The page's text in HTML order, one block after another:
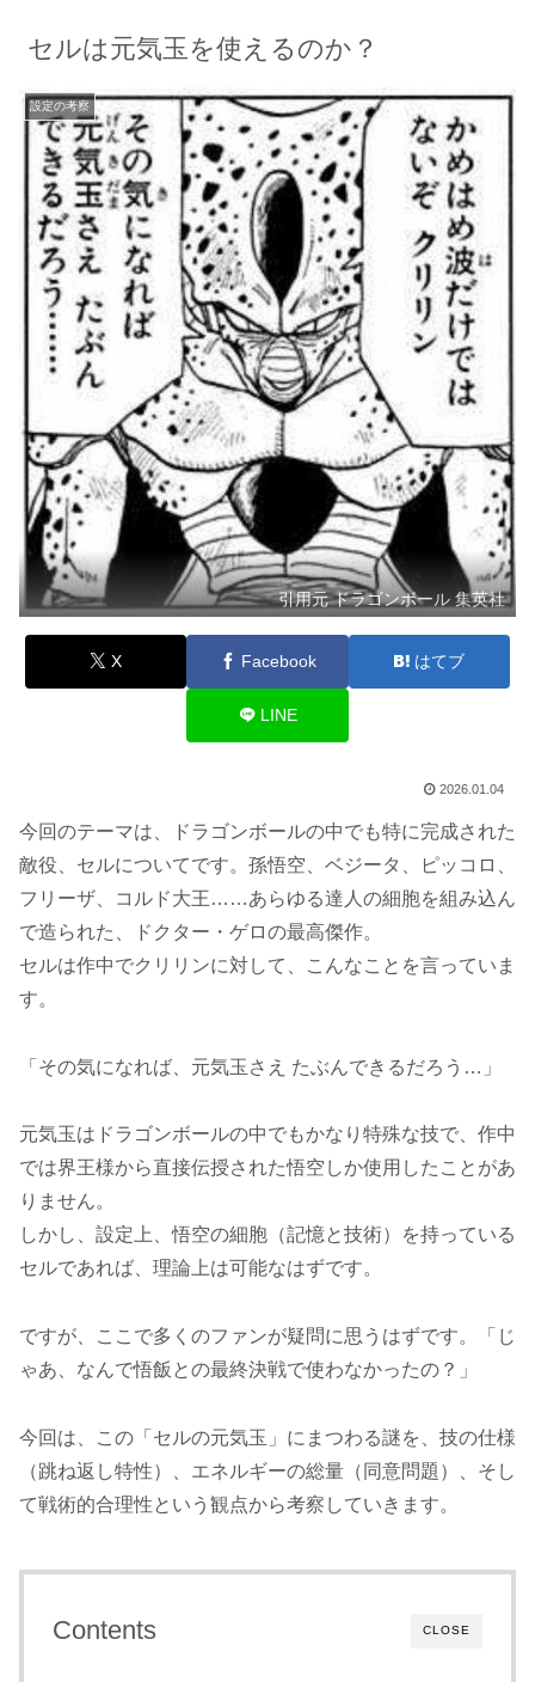
セルは元気玉を使えるのか？
設定の考察
引用元 ドラゴンボール 集英社
X Facebook はてブ
LINE
2026.01.04
今回のテーマは、ドラゴンボールの中でも特に完成された
敵役、セルについてです。孫悟空、ベジータ、ピッコロ、
フリーザ、コルド大王……あらゆる達人の細胞を組み込ん
で造られた、ドクター・ゲロの最高傑作。
セルは作中でクリリンに対して、こんなことを言っていま
す。
「その気になれば、元気玉さえ たぶんできるだろう…」
元気玉はドラゴンボールの中でもかなり特殊な技で、作中
では界王様から直接伝授された悟空しか使用したことがあ
りません。
しかし、設定上、悟空の細胞（記憶と技術）を持っている
セルであれば、理論上は可能なはずです。
ですが、ここで多くのファンが疑問に思うはずです。「じ
ゃあ、なんで悟飯との最終決戦で使わなかったの？」
今回は、この「セルの元気玉」にまつわる謎を、技の仕様
（跳ね返し特性）、エネルギーの総量（同意問題）、そし
て戦術的合理性という観点から考察していきます。
CLOSE
Contents